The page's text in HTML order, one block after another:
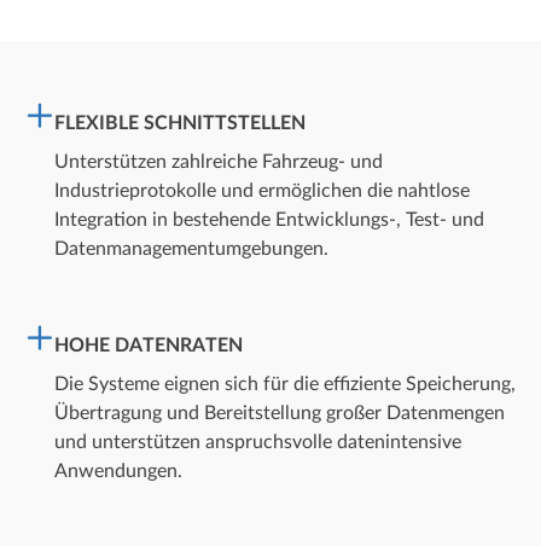
FLEXIBLE SCHNITTSTELLEN
Unterstützen zahlreiche Fahrzeug- und
Industrieprotokolle und ermöglichen die nahtlose
Integration in bestehende Entwicklungs-, Test- und
Datenmanagementumgebungen.
HOHE DATENRATEN
Die Systeme eignen sich für die effiziente Speicherung,
Übertragung und Bereitstellung großer Datenmengen
und unterstützen anspruchsvolle datenintensive
Anwendungen.